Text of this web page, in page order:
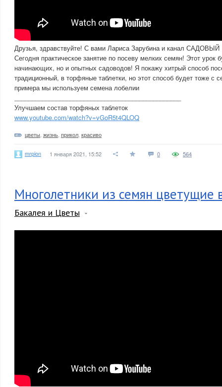
Друзья, здравствуйте! С вами Лариса Зарубина и канал
Сегодня практическое занятие по посеву мелких семян! Этот урок
начинающих, но и опытных садоводов! Я покажу хитрый способ
традиционный, в торфяные таблетки, но этот способ будет тоже с
примера мы используем семена лобелии
Улучшаем состав торфяных таблеток
www.youtube.com/watch?v=vGoR5t4QLOQ
цветы жизнь прикол красиво
mrpion 1 января 2021, 15:52 0 564
Многолетники из семян цветущие
Бакалея и Цветы